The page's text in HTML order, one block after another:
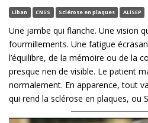
Liban CNSS Sclérose en plaques ALiSEP
Une jambe qui flanche. Une vision
fourmillements. Une fatigue
l’équilibre, de la mémoire ou de la
presque rien de visible. Le patient
normalement. En apparence, tout
qui rend la sclérose en plaques, ou